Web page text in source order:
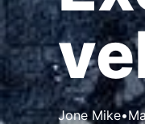
Jone Mike•